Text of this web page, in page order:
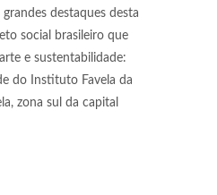
destaques desta
social brasileiro que
e sustentabilidade:
do Instituto Favela da
zona sul da capital